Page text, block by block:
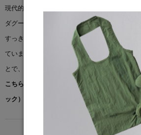
現代的なシルエットで新しく生まれ変わった
ダグースで親しまれているスタイルの１つで
すっきりとしたヒップレングスのカットでミ
ています。取り外し可能なフードトリムでカバ
とで、パーカをカスタイマイズすることが可能
こちらの商品には先着でノベルティー（オリ
ック）をプレゼント。※なくなり次第終了とな